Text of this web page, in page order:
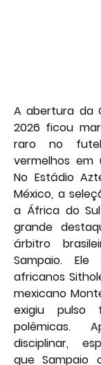
A abertura da
2026 ficou
raro no
vermelhos em
No Estádio
México, a
a África do
grande
árbitro
Sampaio.
africanos
mexicano
exigiu pulso
polêmicas.
disciplinar,
que Sampaio